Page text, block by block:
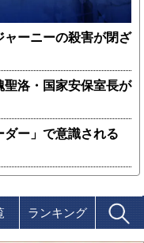
ーニーの殺害が閉ざ
洛・国家安保室長が
ー」で意識される
ランキング